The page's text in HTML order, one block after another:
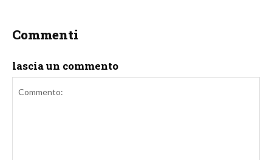
Commenti
lascia un commento